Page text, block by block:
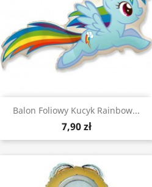
Balon Foliowy Kucyk Rainbow...
7,90 zł